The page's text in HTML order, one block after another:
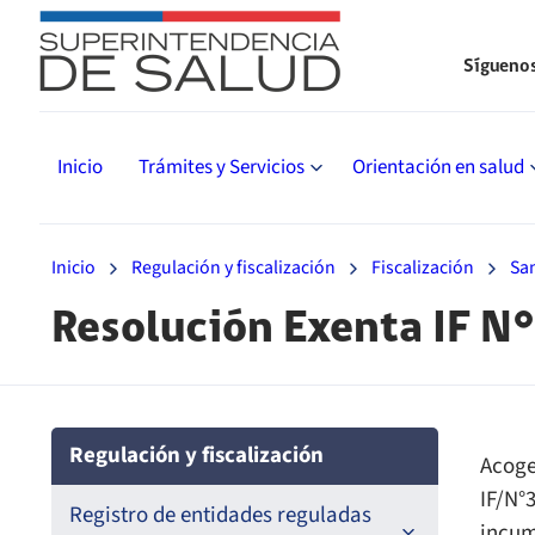
Inicio Trámites y Servicios Orientación en salud
Inicio Regulación y fiscalización Fiscalización
Resolución Exenta IF
Regulación y fiscalización
Registro de entidades reguladas
IF/